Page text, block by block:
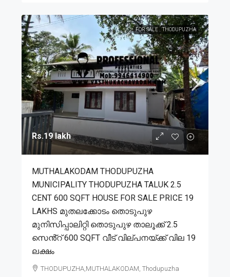
FOR SALE THODUPUZHA
Rs.19 lakh
MUTHALAKODAM THODUPUZHA
MUNICIPALITY THODUPUZHA TALUK 2.5
CENT 600 SQFT HOUSE FOR SALE PRICE 19
LAKHS മുതലക്കോടം തൊടുപുഴ
മുനിസിപ്പാലിറ്റി തൊടുപുഴ താലൂക്ക് 2.5
സെൻ്റ് 600 SQFT വീട് വില്പനയ്ക്ക് വില 19
ലക്ഷം
THODUPUZHA,MUTHALAKODAM, Thodupuzha